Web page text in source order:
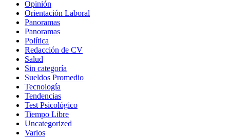
Opinión
Orientación Laboral
Panoramas
Panoramas
Política
Redacción de CV
Salud
Sin categoría
Sueldos Promedio
Tecnología
Tendencias
Test Psicológico
Tiempo Libre
Uncategorized
Varios